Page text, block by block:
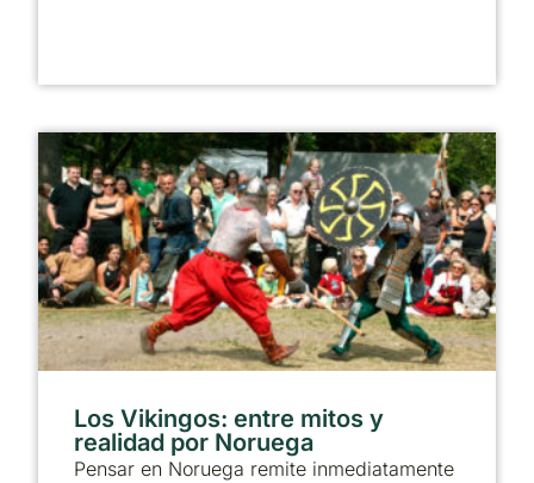
Los Vikingos: entre mitos y
realidad por Noruega
Pensar en Noruega remite inmediatamente